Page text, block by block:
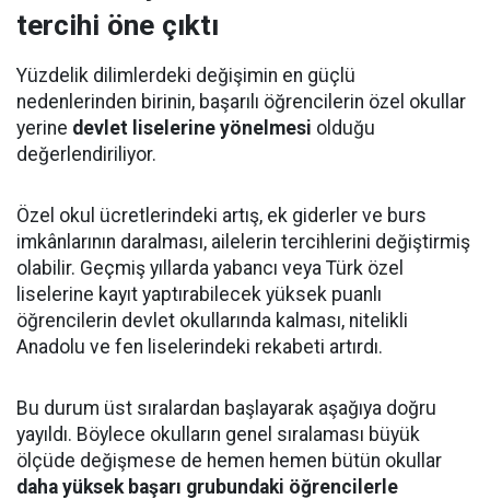
tercihi öne çıktı
Yüzdelik dilimlerdeki değişimin en güçlü
nedenlerinden birinin, başarılı öğrencilerin özel okullar
yerine devlet liselerine yönelmesi olduğu
değerlendiriliyor.
Özel okul ücretlerindeki artış, ek giderler ve burs
imkânlarının daralması, ailelerin tercihlerini değiştirmiş
olabilir. Geçmiş yıllarda yabancı veya Türk özel
liselerine kayıt yaptırabilecek yüksek puanlı
öğrencilerin devlet okullarında kalması, nitelikli
Anadolu ve fen liselerindeki rekabeti artırdı.
Bu durum üst sıralardan başlayarak aşağıya doğru
yayıldı. Böylece okulların genel sıralaması büyük
ölçüde değişmese de hemen hemen bütün okullar
daha yüksek başarı grubundaki öğrencilerle